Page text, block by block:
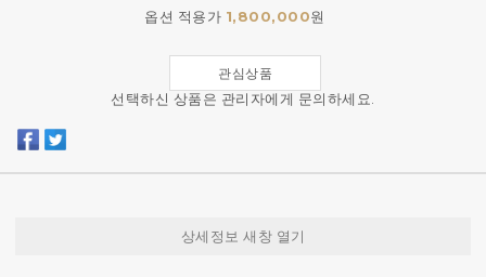
옵션 적용가 1,800,000원
관심상품
선택하신 상품은 관리자에게 문의하세요.
상세정보 새창 열기